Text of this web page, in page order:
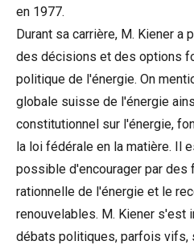
en 1977.
Durant sa carrière, M. Kiener a
des décisions et des options
politique de l'énergie. On
globale suisse de l'énergie
constitutionnel sur l'énergie,
la loi fédérale en la matière. Il
possible d'encourager par
rationnelle de l'énergie et le
renouvelables. M. Kiener s'est
débats politiques, parfois vifs,